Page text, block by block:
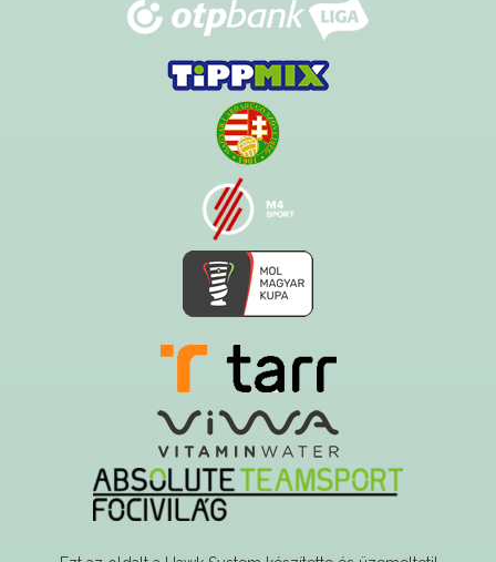
Ezt az oldalt a Hawk System készítette és üzemelteti!